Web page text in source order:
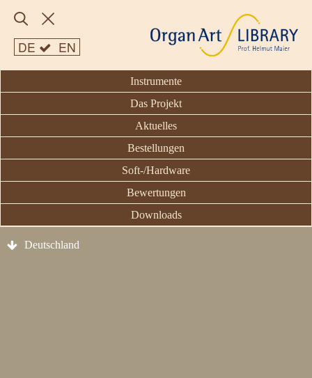
DE EN
Instrumente
Das Projekt
Aktuelles
Bestellungen
Soft-/Hardware
Bewertungen
Downloads
Deutschland